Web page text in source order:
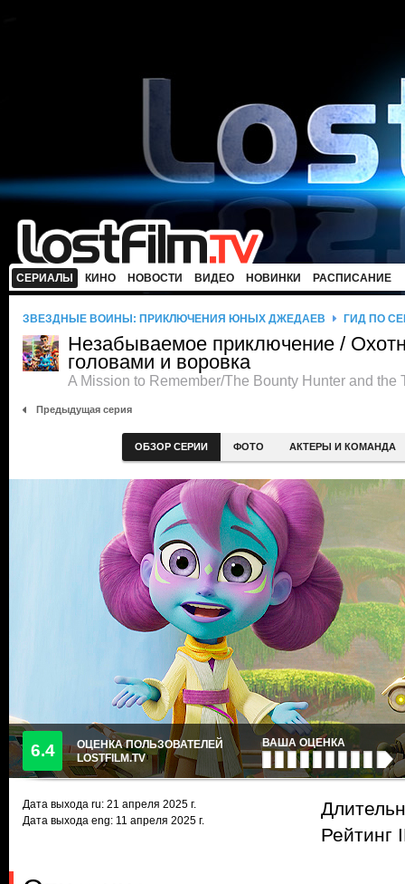
СЕРИАЛЫ КИНО НОВОСТИ ВИДЕО НОВИНКИ РАСПИСАНИЕ
ЗВЕЗДНЫЕ ВОЙНЫ: ПРИКЛЮЧЕНИЯ ЮНЫХ ДЖЕДАЕВ ГИД ПО
Незабываемое приключение /
головами и воровка
A Mission to Remember/The Bounty Hunter and the
Предыдущая серия
ОБЗОР СЕРИИ ФОТО АКТЕРЫ И КОМАНДА
6.4
ОЦЕНКА ПОЛЬЗОВАТЕЛЕЙ
LOSTFILM.TV
ВАША ОЦЕНКА
Дата выхода ru: 21 апреля 2025 г.
Дата выхода eng: 11 апреля 2025 г.
Рейтинг